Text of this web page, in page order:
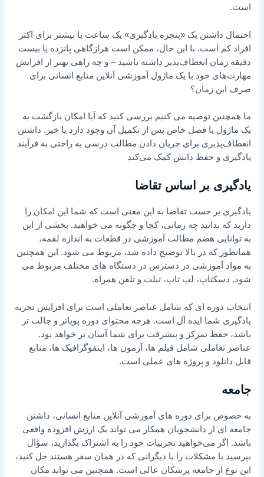
است.
احتمال داشتن یک «پنجره یادگیری» یک ساعت یا بیشتر برای اکثر
افراد کم است. با این حال، ممکن است هرازگاهی پانزده یا بیست
دقیقه زمان انعطاف‌پذیر داشته باشید – و چه راهی بهتر از افزایش
مهارت‌های خود با یک ماژول آموزشی آنلاین منابع انسانی برای
صرف این زمان؟
ما همچنین توصیه می کنیم بررسی کنید که آیا امکان بازگشت به
یک ماژول یا فصل خاص پس از تکمیل آن وجود دارد یا خیر. داشتن
انعطاف‌پذیری برای جریان دادن مطالب درسی به راحتی به فرآیند
یادگیری و حفظ دانش کمک می‌کند
یادگیری بر اساس تقاضا
یادگیری بر حسب تقاضا به این معنی است که شما این امکان را
دارید که بدانید چه زمانی، کجا و چگونه می خواهید. بخشی از این
به توانایی هضم مطالب آموزشی در قطعات به اندازه لقمه،
همانطور که در بالا توضیح داده شد، مربوط می شود. این همچنین
به مواد آموزشی در دسترس در دستگاه های مختلف مربوط می
شود. دسکتاپ، لپ تاپ، تبلت و تلفن همراه.
انتخاب دوره ای که شامل عناصر تعاملی است برای افزایش تجربه
یادگیری شما ایده آل است. هرچه محتوای دوره پویاتر و جالب تر
باشد، حفظ تمرکز و پیشرفت برای شما آسان تر خواهد بود.
عناصر تعاملی شامل فیلم ها، آزمون ها، اینفوگرافیک ها، منابع
قابل دانلود و پروژه های عملی است.
جامعه
به خصوص برای دوره های آموزشی آنلاین منابع انسانی، داشتن
جامعه ای از دانشجویان همکار می تواند یک ارزش افزوده واقعی
باشد. اگر می‌خواهید تجربیات خود را به اشتراک بگذارید، سؤال
بپرسید یا مشکلات را با دیگرانی که در همان سفر هستند حل کنید،
این نوع از جامعه پزشکان عالی است. همچنین می تواند مکان